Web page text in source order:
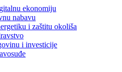
ekonomiju
nabavu
i zaštitu okoliša
i investicije